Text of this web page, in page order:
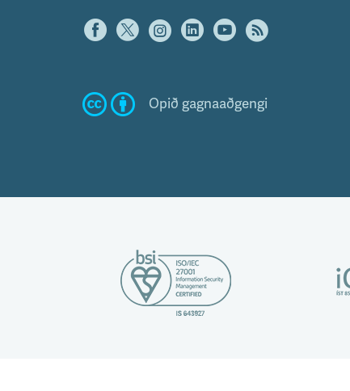
Opið gagnaaðgengi